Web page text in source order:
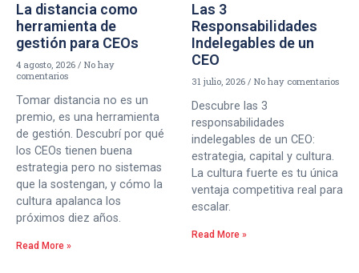
La distancia como
herramienta de
gestión para CEOs
4 agosto, 2026
No hay
comentarios
Tomar distancia no es un
premio, es una herramienta
de gestión. Descubrí por qué
los CEOs tienen buena
estrategia pero no sistemas
que la sostengan, y cómo la
cultura apalanca los
próximos diez años.
Read More »
Las 3
Responsabilidades
Indelegables de un
CEO
31 julio, 2026 No hay comentarios
Descubre las 3
responsabilidades
indelegables de un CEO:
estrategia, capital y cultura.
La cultura fuerte es tu única
ventaja competitiva real para
escalar.
Read More »